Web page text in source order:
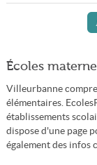
Écoles
Villeurbanne
élémentaires.
établissements
dispose d'une page
également des infos